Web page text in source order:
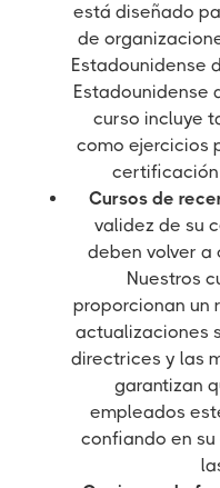
está diseñado
de
Estadounidense
Estadounidense
curso incluye
como ejercicios
Cursos de
validez de su
deben volver
Nuestros
proporcionan un
actualizaciones
directrices y las
garantizan
empleados
confiando en